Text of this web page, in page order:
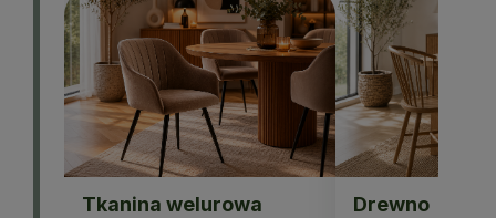
Tkanina welurowa Drewno